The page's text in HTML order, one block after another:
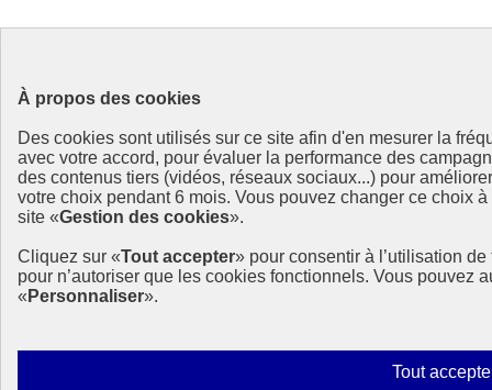
À propos des cookies
Des cookies sont utilisés sur ce site afin d'en mesurer la
avec votre accord, pour évaluer la performance des
des contenus tiers (vidéos, réseaux sociaux...) pour
votre choix pendant 6 mois. Vous pouvez changer ce choix
site «Gestion des cookies».
Cliquez sur «Tout accepter» pour consentir à l’utilisation
pour n’autoriser que les cookies fonctionnels. Vous pouvez
« Personnaliser».
Tout